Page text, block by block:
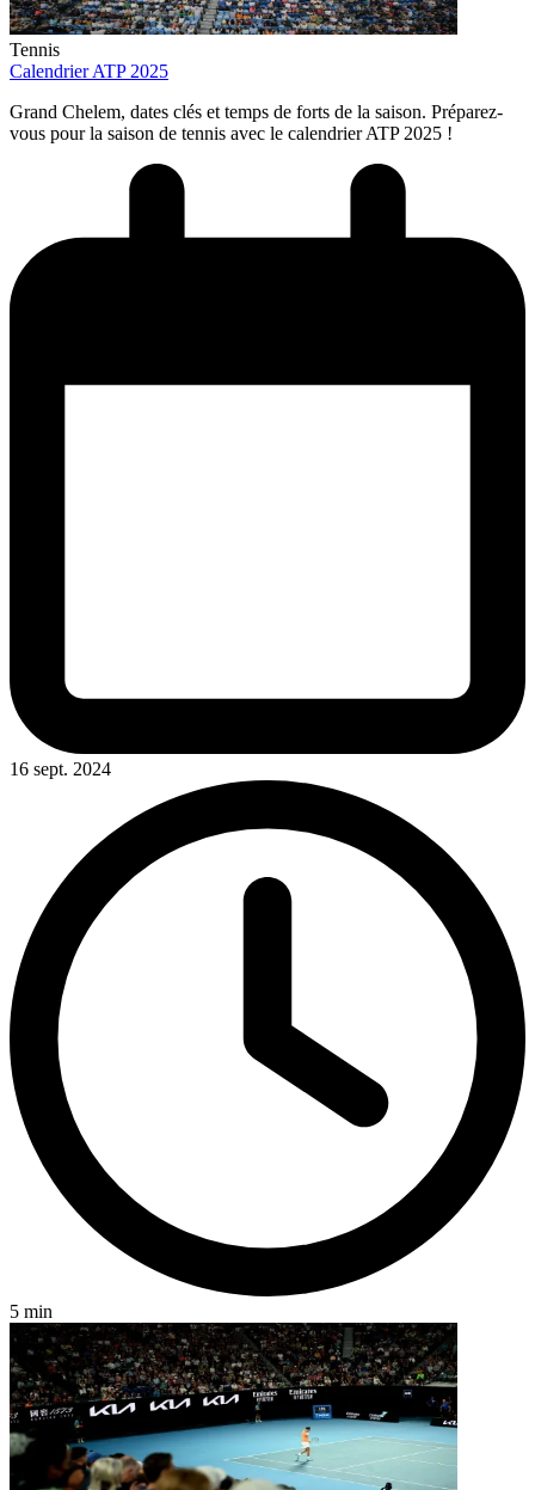
Tennis
Calendrier ATP 2025
Grand Chelem, dates clés et temps de forts de la saison. Préparez-
vous pour la saison de tennis avec le calendrier ATP 2025 !
16 sept. 2024
5 min